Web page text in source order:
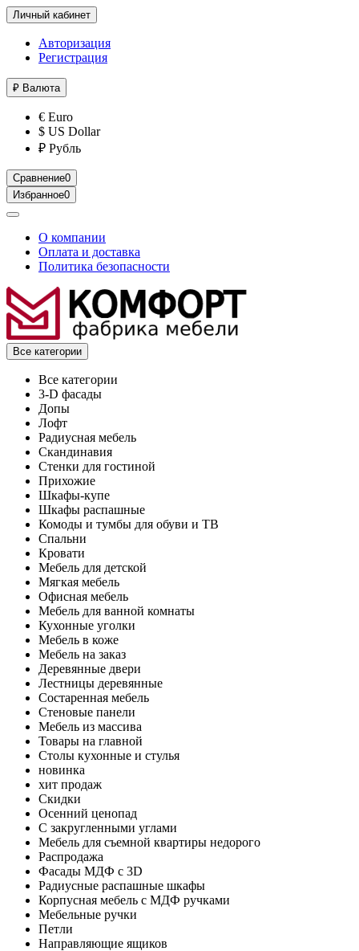
Личный кабинет
Авторизация
Регистрация
₽ Валюта
€ Euro
$ US Dollar
₽ Рубль
Сравнение0
Избранное0
О компании
Оплата и доставка
Политика безопасности
Все категории
Все категории
3-D фасады
Допы
Лофт
Радиусная мебель
Скандинавия
Стенки для гостиной
Прихожие
Шкафы-купе
Шкафы распашные
Комоды и тумбы для обуви и ТВ
Спальни
Кровати
Мебель для детской
Мягкая мебель
Офисная мебель
Мебель для ванной комнаты
Кухонные уголки
Мебель в коже
Мебель на заказ
Деревянные двери
Лестницы деревянные
Состаренная мебель
Стеновые панели
Мебель из массива
Товары на главной
Столы кухонные и стулья
новинка
хит продаж
Скидки
Осенний ценопад
С закругленными углами
Мебель для съемной квартиры недорого
Распродажа
Фасады МДФ с 3D
Радиусные распашные шкафы
Корпусная мебель с МДФ ручками
Мебельные ручки
Петли
Направляющие ящиков